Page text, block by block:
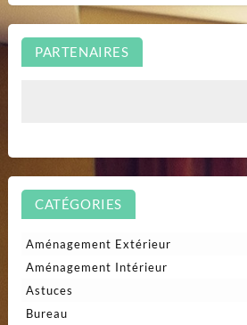
PARTENAIRES
CATÉGORIES
Aménagement Extérieur
Aménagement Intérieur
Astuces
Bureau